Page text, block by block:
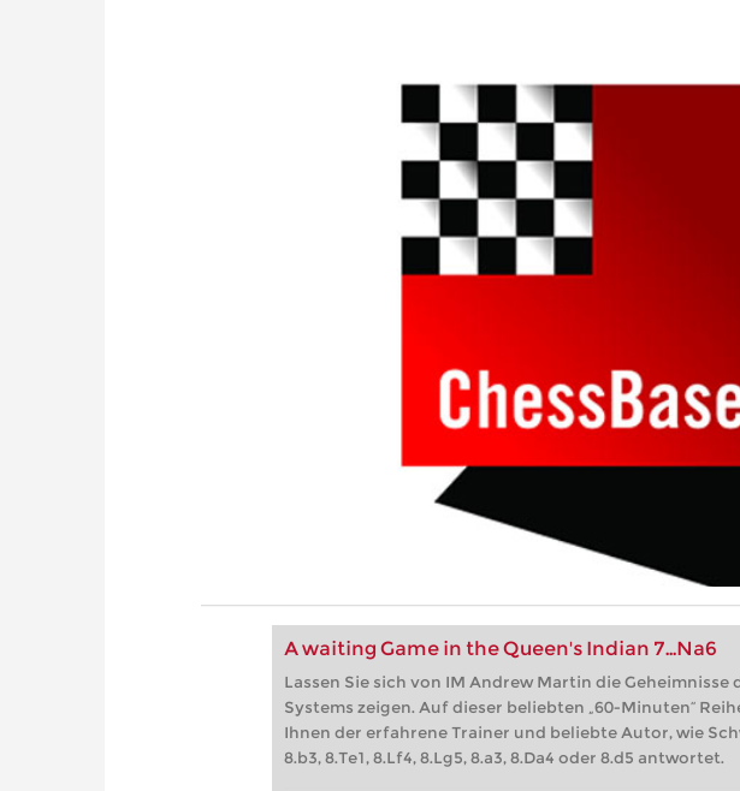
A waiting Game in the Queen's Indian 7...Na6
Lassen Sie sich von IM Andrew Martin die Geheimnisse
Systems zeigen. Auf dieser beliebten „60-Minuten“
Ihnen der erfahrene Trainer und beliebte Autor, wie
8.b3, 8.Te1, 8.Lf4, 8.Lg5, 8.a3, 8.Da4 oder 8.d5 antwortet.